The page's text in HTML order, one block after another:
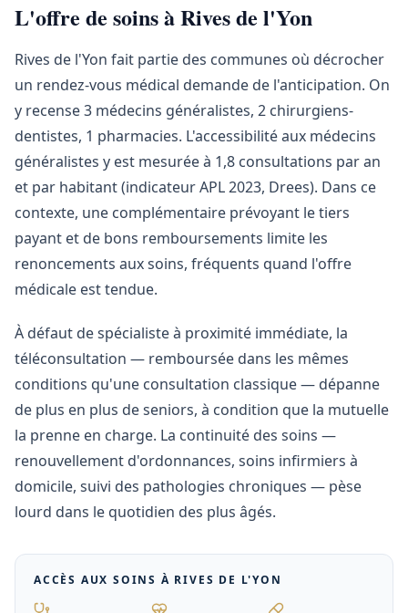
L'offre de soins à Rives de l'Yon
Rives de l'Yon fait partie des communes où décrocher
un rendez-vous médical demande de l'anticipation. On
y recense 3 médecins généralistes, 2 chirurgiens-
dentistes, 1 pharmacies. L'accessibilité aux médecins
généralistes y est mesurée à 1,8 consultations par an
et par habitant (indicateur APL 2023, Drees). Dans ce
contexte, une complémentaire prévoyant le tiers
payant et de bons remboursements limite les
renoncements aux soins, fréquents quand l'offre
médicale est tendue.
À défaut de spécialiste à proximité immédiate, la
téléconsultation — remboursée dans les mêmes
conditions qu'une consultation classique — dépanne
de plus en plus de seniors, à condition que la mutuelle
la prenne en charge. La continuité des soins —
renouvellement d'ordonnances, soins infirmiers à
domicile, suivi des pathologies chroniques — pèse
lourd dans le quotidien des plus âgés.
ACCÈS AUX SOINS À RIVES DE L'YON